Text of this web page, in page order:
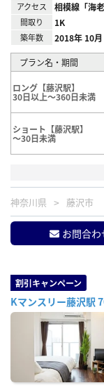
アクセス 相模線「海老
間取り 1K
築年数 2018年 10
プラン名・期間
ロング【藤沢駅】
30日以上～360日未満
ショート【藤沢駅】
～30日未満
神奈川県 藤沢市
お問合わ
割引キャンペーン
Kマンスリー藤沢駅